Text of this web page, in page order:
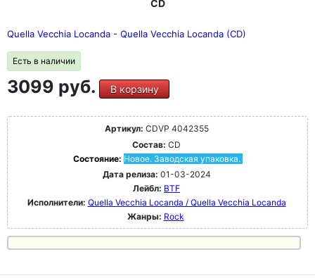
CD
Quella Vecchia Locanda - Quella Vecchia Locanda (CD)
Есть в наличии
3099 руб. В корзину
Артикул: CDVP 4042355
Состав: CD
Состояние: Новое. Заводская упаковка.
Дата релиза: 01-03-2024
Лейбл: BTF
Исполнители: Quella Vecchia Locanda / Quella Vecchia Locanda
Жанры: Rock